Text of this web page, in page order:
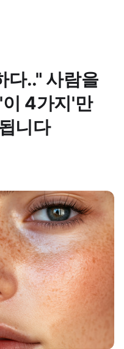
다.." 사람을
4가지'만
니다